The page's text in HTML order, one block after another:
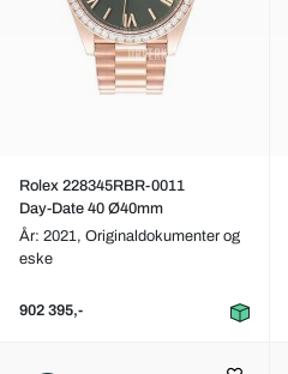
Rolex 228345RBR-0011
Day-Date 40 Ø40mm
År: 2021, Originaldokumenter og
eske
902 395,-